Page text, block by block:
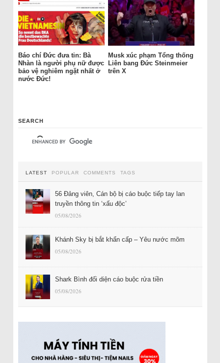
Báo chí Đức đưa tin: Bà
Nhàn là người phụ nữ được
bảo vệ nghiêm ngặt nhất ở
nước Đức!
Musk xúc phạm Tổng thống
Liên bang Đức Steinmeier
trên X
SEARCH
LATEST POPULAR COMMENTS TAGS
56 Đảng viên, Cán bộ bị cáo buộc tiếp tay lan
truyền thông tin ‘xấu độc’
05/08/2026
Khánh Sky bị bắt khẩn cấp – Yêu nước mõm
05/08/2026
Shark Bình đối diện cáo buộc rửa tiền
05/08/2026